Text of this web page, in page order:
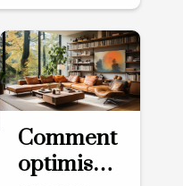
Comment
optimiser